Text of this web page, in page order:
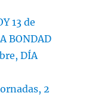
13 de
BONDAD
DÍA
2